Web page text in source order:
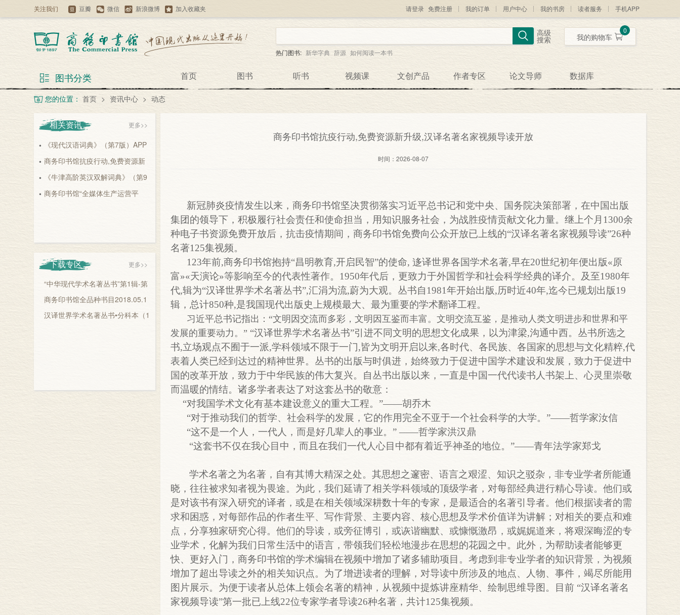
关注我们 豆瓣 微信 新浪微博 加入收藏夹 请登录 免费注册 我的订单 用户中心 我的书房 读者服务 手机APP
高级
搜索
热门图书: 新华字典 辞源 如何阅读一本书
我的购物车
0
图书分类 首页 图书 听书 视频课 文创产品 作者专区 论文导师 数据库
您的位置： 首页 > 资讯中心 > 动态
商务印书馆抗疫行动,免费资源新升级,汉译名著名家视频导读开放
时间： 2026-08-07
新冠肺炎疫情发生以来，商务印书馆坚决贯彻落实习近平总书记和党中央、国务院决策部署，在中国出版
集团的领导下，积极履行社会责任和使命担当，用知识服务社会，为战胜疫情贡献文化力量。继上个月1300余
种电子书资源免费开放后，抗击疫情期间，商务印书馆免费向公众开放已上线的“汉译名著名家视频导读”26种
名著125集视频。
123年前,商务印书馆抱持“昌明教育,开启民智”的使命, 迻译世界各国学术名著,早在20世纪初年便出版«原
富»«天演论»等影响至今的代表性著作。1950年代后，更致力于外国哲学和社会科学经典的译介。及至1980年
代,辑为“汉译世界学术名著丛书”,汇涓为流,蔚为大观。丛书自1981年开始出版,历时近40年,迄今已规划出版19
辑，总计850种,是我国现代出版史上规模最大、最为重要的学术翻译工程。
习近平总书记指出：“文明因交流而多彩，文明因互鉴而丰富。文明交流互鉴，是推动人类文明进步和世界和平
发展的重要动力。” “汉译世界学术名著丛书”引进不同文明的思想文化成果，以为津梁,沟通中西。丛书所选之
书,立场观点不囿于一派,学科领域不限于一门,皆为文明开启以来,各时代、各民族、各国家的思想与文化精粹,代
表着人类已经到达过的精神世界。丛书的出版与时俱进，始终致力于促进中国学术建设和发展，致力于促进中
国的改革开放，致力于中华民族的伟大复兴。自丛书出版以来，一直是中国一代代读书人书架上、心灵里崇敬
而温暖的情结。诸多学者表达了对这套丛书的敬意：
“对我国学术文化有基本建设意义的重大工程。”——胡乔木
“对于推动我们的哲学、社会科学的发展，它的作用完全不亚于一个社会科学的大学。”——哲学家汝信
“这不是一个人，一代人，而是好几辈人的事业。” ——哲学家洪汉鼎
“这套书不仅在我心目中，而且在我们一代人心目中都有着近乎神圣的地位。”——青年法学家郑戈
学术名著之为名著，自有其博大精深之处。其思想之邃密、语言之艰涩、知识之驳杂，非专业学者所能通
晓，往往被求知者视为畏途。为此，我们延请了相关学科领域的顶级学者，对每部经典进行精心导读。他们或
是对该书有深入研究的译者，或是在相关领域深耕数十年的专家，是最适合的名著引导者。他们根据读者的需
求和困惑，对每部作品的作者生平、写作背景、主要内容、核心思想及学术价值详为讲解；对相关的要点和难
点，分享独家研究心得。他们的导读，或旁征博引，或诙谐幽默、或慷慨激昂，或娓娓道来，将艰深晦涩的专
业学术，化解为我们日常生活中的语言，带领我们轻松地漫步在思想的花园之中。此外，为帮助读者能够更
快、更好入门，商务印书馆的学术编辑在视频中增加了诸多辅助项目。考虑到非专业学者的知识背景，为视频
增加了超出导读之外的相关知识点。为了增进读者的理解，对导读中所涉及的地点、人物、事件，竭尽所能用
图片展示。为便于读者从总体上领会名著的精神，从视频中提炼讲座精华、绘制思维导图。目前 “汉译名著名
家视频导读”第一批已上线22位专家学者导读26种名著，共计125集视频。
相关资讯 更多>>
•
《现代汉语词典》（第7版）APP
正式发布
2026-08-07
• 商务印书馆抗疫行动,免费资源新
升级,汉译名著名家视...
2026-08-
07
•
《牛津高阶英汉双解词典》（第9
版）APP 媒体发布...
2026-08-06
• 商务印书馆“全媒体生产运营平
下载专区 更多>>
“中华现代学术名著丛书”第1辑-第
6辑书目
商务印书馆全品种书目2018.05.1
0
汉译世界学术名著丛书•分科本（1